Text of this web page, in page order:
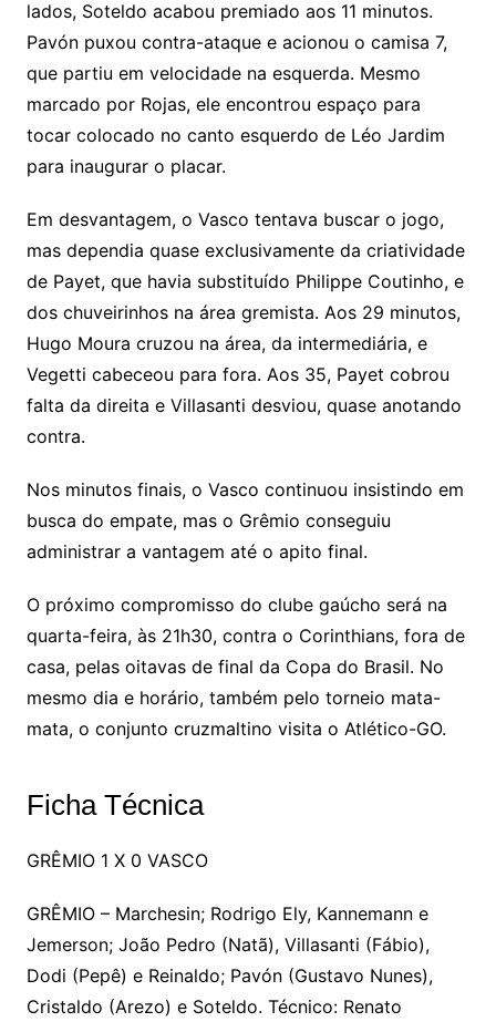
lados, Soteldo acabou premiado aos 11 minutos.
Pavón puxou contra-ataque e acionou o camisa 7,
que partiu em velocidade na esquerda. Mesmo
marcado por Rojas, ele encontrou espaço para
tocar colocado no canto esquerdo de Léo Jardim
para inaugurar o placar.
Em desvantagem, o Vasco tentava buscar o jogo,
mas dependia quase exclusivamente da criatividade
de Payet, que havia substituído Philippe Coutinho, e
dos chuveirinhos na área gremista. Aos 29 minutos,
Hugo Moura cruzou na área, da intermediária, e
Vegetti cabeceou para fora. Aos 35, Payet cobrou
falta da direita e Villasanti desviou, quase anotando
contra.
Nos minutos finais, o Vasco continuou insistindo em
busca do empate, mas o Grêmio conseguiu
administrar a vantagem até o apito final.
O próximo compromisso do clube gaúcho será na
quarta-feira, às 21h30, contra o Corinthians, fora de
casa, pelas oitavas de final da Copa do Brasil. No
mesmo dia e horário, também pelo torneio mata-
mata, o conjunto cruzmaltino visita o Atlético-GO.
Ficha Técnica
GRÊMIO 1 X 0 VASCO
GRÊMIO – Marchesin; Rodrigo Ely, Kannemann e
Jemerson; João Pedro (Natã), Villasanti (Fábio),
Dodi (Pepê) e Reinaldo; Pavón (Gustavo Nunes),
Cristaldo (Arezo) e Soteldo. Técnico: Renato